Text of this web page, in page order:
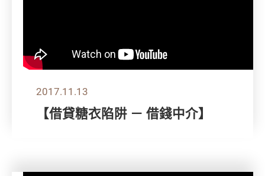
2017.11.13
【借貸糖衣陷阱 － 借錢中介】